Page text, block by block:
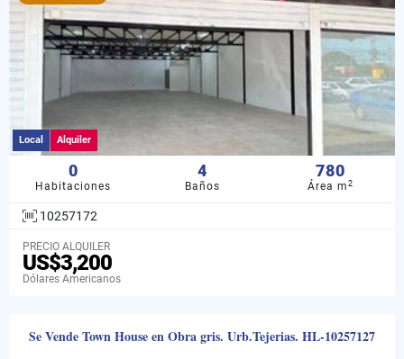
Local Alquiler
0
Habitaciones
4
Baños
780
Área m2
10257172
PRECIO ALQUILER
US$3,200
Dólares Americanos
Se Vende Town House en Obra gris. Urb.Tejerias. HL-10257127